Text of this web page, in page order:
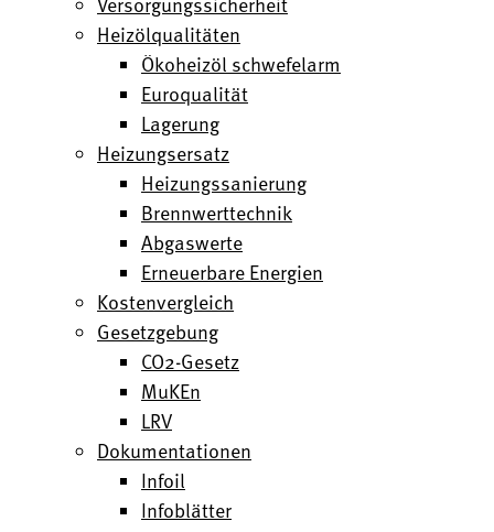
Heizölqualitäten
Ökoheizöl schwefelarm
Euroqualität
Lagerung
Heizungsersatz
Heizungssanierung
Brennwerttechnik
Abgaswerte
Erneuerbare Energien
Kostenvergleich
Gesetzgebung
CO2-Gesetz
MuKEn
LRV
Dokumentationen
Infoil
Infoblätter